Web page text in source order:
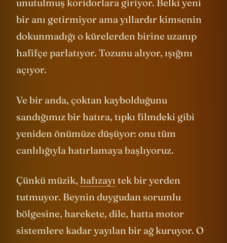
unutulmuş koridorlara giriyor. Belki yeni
bir anı getirmiyor ama yıllardır kimsenin
dokunmadığı o kürelerden birine uzanıp
hafifçe parlatıyor. Tozunu alıyor, ışığını
açıyor.
Ve bir anda, çoktan kaybolduğunu
sandığımız bir hatıra, tıpkı filmdeki gibi
yeniden önümüze düşüyor: onu tüm
canlılığıyla hatırlamaya başlıyoruz.
Çünkü müzik, hafızayı tek bir yerden
tutmuyor. Beynin duygudan sorumlu
bölgesine, harekete, dile, hatta motor
sistemlere kadar yayılan bir ağ kuruyor. O